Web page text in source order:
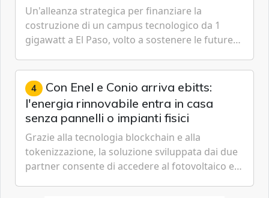
Un'alleanza strategica per finanziare la
costruzione di un campus tecnologico da 1
gigawatt a El Paso, volto a sostenere le future
artificiale dell'azienda di Mark Zuckerberg.
4 Con Enel e Conio arriva ebitts:
l'energia rinnovabile entra in casa
senza pannelli o impianti fisici
Grazie alla tecnologia blockchain e alla
tokenizzazione, la soluzione sviluppata dai due
partner consente di accedere al fotovoltaico e